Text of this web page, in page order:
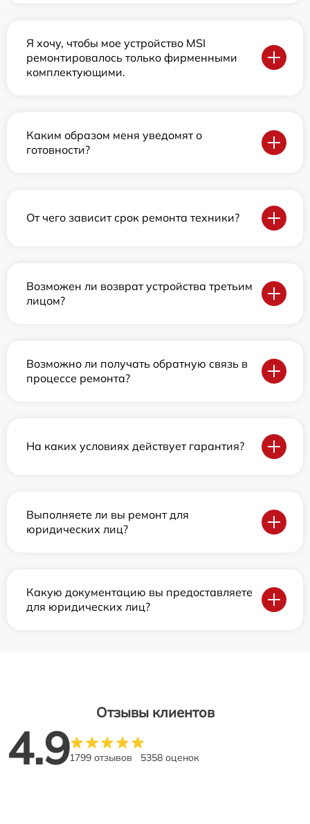
Я хочу, чтобы мое устройство MSI
ремонтировалось только фирменными
комплектующими.
Каким образом меня уведомят о
готовности?
От чего зависит срок ремонта техники?
Возможен ли возврат устройства третьим
лицом?
Возможно ли получать обратную связь в
процессе ремонта?
На каких условиях действует гарантия?
Выполняете ли вы ремонт для
юридических лиц?
Какую документацию вы предоставляете
для юридических лиц?
Отзывы клиентов
4.91799 отзывов 5358 оценок